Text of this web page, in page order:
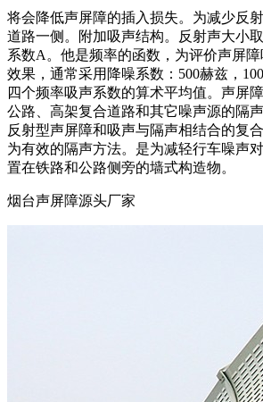
将会降低声屏障的插入损失。为减少反
道路一侧。附加吸声结构。反射声大小
系数A。他是频率的函数，为评价声屏
效果，通常采用降噪系数：500赫兹，
四个频率吸声系数的算术平均值。声屏
公路、高架复合道路和其它噪声源的隔
反射型声屏障和吸声与隔声相结合的复
为有效的隔声方法。是为减轻行车噪声
置在铁路和公路侧旁的墙式构造物。
烟台声屏障源头厂家